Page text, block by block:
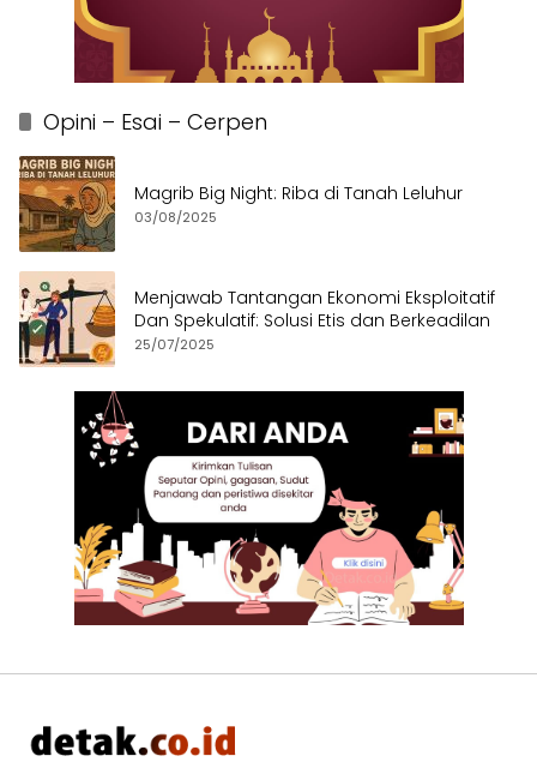
Opini – Esai – Cerpen
Magrib Big Night: Riba di Tanah Leluhur
03/08/2025
Menjawab Tantangan Ekonomi Eksploitatif
Dan Spekulatif: Solusi Etis dan Berkeadilan
25/07/2025